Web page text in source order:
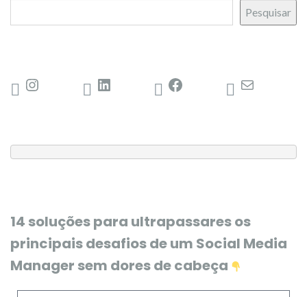
Pesquisar
14 soluções para ultrapassares os
principais desafios de um Social Media
Manager sem dores de cabeça